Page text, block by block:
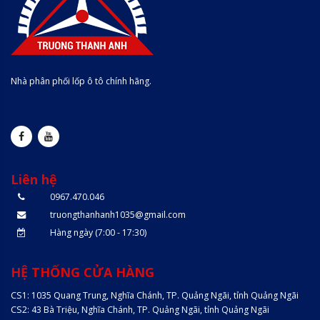
Nhà phân phối lốp ô tô chính hãng.
Liên hệ
0967.470.046
truongthanhanh1035@gmail.com
Hàng ngày (7:00 - 17:30)
HỆ THỐNG CỬA HÀNG
CS1: 1035 Quang Trung, Nghĩa Chánh, TP. Quảng Ngãi, tỉnh Quảng Ngãi
CS2: 43 Bà Triệu, Nghĩa Chánh, TP. Quảng Ngãi, tỉnh Quảng Ngãi